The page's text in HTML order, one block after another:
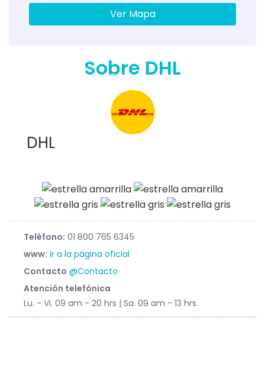
Ver Mapa
Sobre DHL
DHL
Teléfono: 01 800 765 6345
www: ir a la página oficial
Contacto @Contacto
Atención telefónica
Lu. - Vi. 09 am - 20 hrs | Sa. 09 am - 13 hrs.